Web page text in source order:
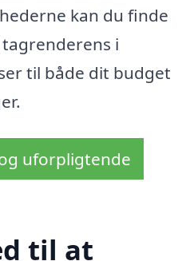
kan du finde
i
til både dit budget
uforpligtende
til at